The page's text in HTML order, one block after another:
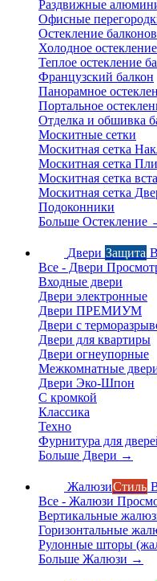
Раздвижные
Офисные
Остекление балконов
Холодное
Теплое остекление
Французский балкон
Панорамное
Портальное
Отделка и обшивка
Москитные сетки
Москитная сетка
Москитная сетка
Москитная сетка
Москитная сетка
Подоконники
Больше Остекление
Двери Защита
Все - Двери
Входные двери
Двери электронные
Двери ПРЕМИУМ
Двери с
Двери для квартиры
Двери огнеупорные
Межкомнатные
Двери Эко-Шпон
С кромкой
Классика
Техно
Фурнитура для
Больше Двери →
ЖалюзиСтиль
Все - Жалюзи
Вертикальные
Горизонтальные
Рулонные шторы
Больше Жалюзи →